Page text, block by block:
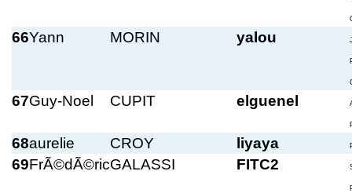
66Yann MORIN yalou
67Guy-Noel CUPIT elguenel
68aurelie CROY liyaya
69FrÃ©dÃ©ricGALASSI FITC2